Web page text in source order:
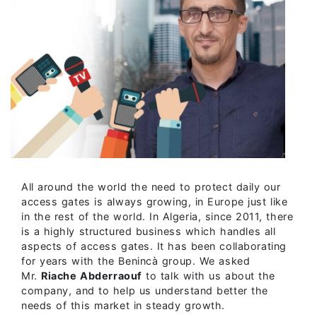
All around the world the need to protect daily our
access gates is always growing, in Europe just like
in the rest of the world. In Algeria, since 2011, there
is a highly structured business which handles all
aspects of access gates. It has been collaborating
for years with the Benincà group. We asked
Mr. Riache Abderraouf to talk with us about the
company, and to help us understand better the
needs of this market in steady growth.